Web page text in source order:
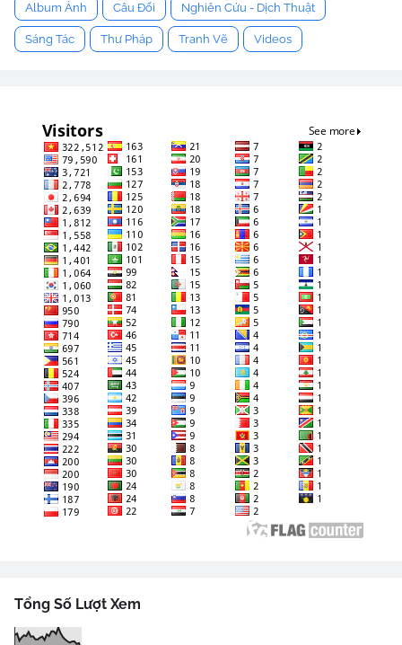
Album Ảnh Câu Đối Nghiên Cứu - Dịch Thuật
Sáng Tác Thư Pháp Tranh Vẽ Videos
Tổng Số Lượt Xem